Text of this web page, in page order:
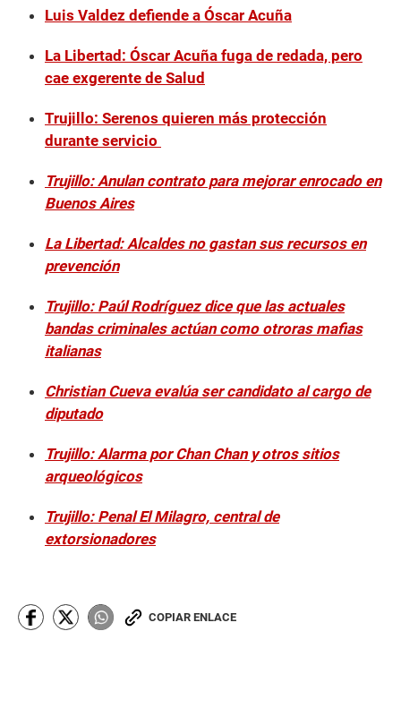
Luis Valdez defiende a Óscar Acuña
La Libertad: Óscar Acuña fuga de redada, pero
cae exgerente de Salud
Trujillo: Serenos quieren más protección
durante servicio
Trujillo: Anulan contrato para mejorar enrocado en
Buenos Aires
La Libertad: Alcaldes no gastan sus recursos en
prevención
Trujillo: Paúl Rodríguez dice que las actuales
bandas criminales actúan como otroras mafias
italianas
Christian Cueva evalúa ser candidato al cargo de
diputado
Trujillo: Alarma por Chan Chan y otros sitios
arqueológicos
Trujillo: Penal El Milagro, central de
extorsionadores
COPIAR ENLACE